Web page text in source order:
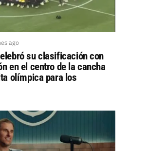
ago
su clasificación con
en el centro de la cancha
olímpica para los